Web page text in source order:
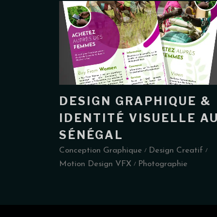
DESIGN GRAPHIQUE &
IDENTITÉ VISUELLE
SÉNÉGAL
Conception Graphique
Design Creatif
Motion Design VFX
Photographie